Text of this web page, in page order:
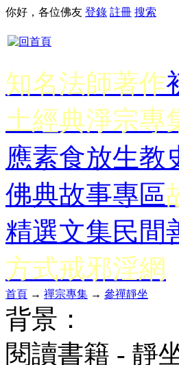
你好，各位佛友 登錄 註冊 搜索
知名法師著作
土經典淨宗專
應素食放生教
佛典故事專區
精選文集民間
方式戒邪淫網
首頁 → 禪宗專集 → 參禪靜坐
背景：
閱讀書籍 - 靜